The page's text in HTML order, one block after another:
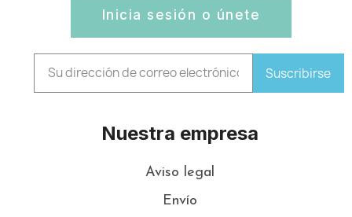
Inicia sesión o únete
Suscribirse
Nuestra empresa
Aviso legal
Envío